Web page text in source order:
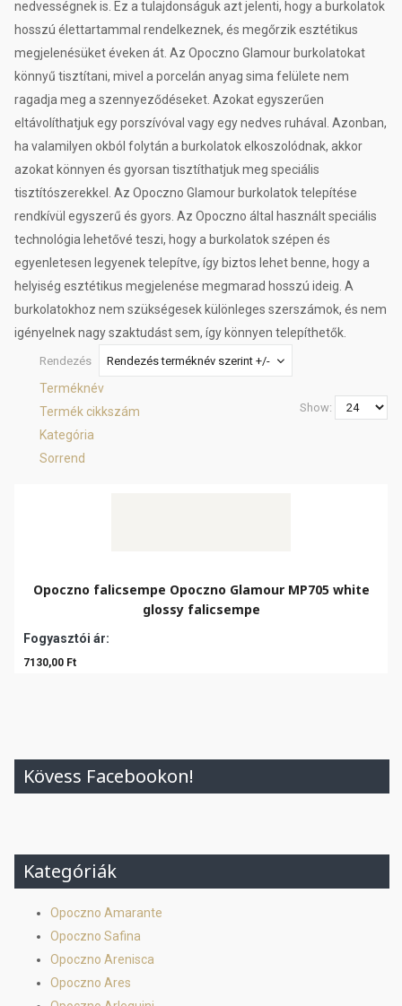
nedvességnek is. Ez a tulajdonságuk azt jelenti, hogy a burkolatok
hosszú élettartammal rendelkeznek, és megőrzik esztétikus
megjelenésüket éveken át. Az Opoczno Glamour burkolatokat
könnyű tisztítani, mivel a porcelán anyag sima felülete nem
ragadja meg a szennyeződéseket. Azokat egyszerűen
eltávolíthatjuk egy porszívóval vagy egy nedves ruhával. Azonban,
ha valamilyen okból folytán a burkolatok elkoszolódnak, akkor
azokat könnyen és gyorsan tisztíthatjuk meg speciális
tisztítószerekkel. Az Opoczno Glamour burkolatok telepítése
rendkívül egyszerű és gyors. Az Opoczno által használt speciális
technológia lehetővé teszi, hogy a burkolatok szépen és
egyenletesen legyenek telepítve, így biztos lehet benne, hogy a
helyiség esztétikus megjelenése megmarad hosszú ideig. A
burkolatokhoz nem szükségesek különleges szerszámok, és nem
igényelnek nagy szaktudást sem, így könnyen telepíthetők.
Rendezés Rendezés terméknév szerint +/-
Terméknév
Termék cikkszám
Kategória
Sorrend
Show:
Opoczno falicsempe Opoczno Glamour MP705 white
glossy falicsempe
Fogyasztói ár:
7130,00 Ft
Kövess Facebookon!
Kategóriák
Opoczno Amarante
Opoczno Safina
Opoczno Arenisca
Opoczno Ares